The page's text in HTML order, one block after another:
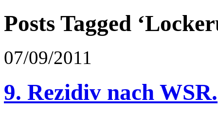
Posts Tagged
07/09/2011
9. Rezidiv nach WSR.